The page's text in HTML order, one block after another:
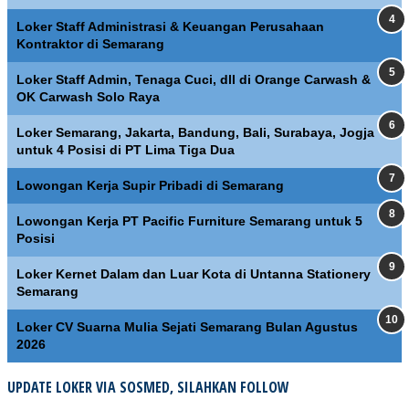
Loker Staff Administrasi & Keuangan Perusahaan
Kontraktor di Semarang
Loker Staff Admin, Tenaga Cuci, dll di Orange Carwash &
OK Carwash Solo Raya
Loker Semarang, Jakarta, Bandung, Bali, Surabaya, Jogja
untuk 4 Posisi di PT Lima Tiga Dua
Lowongan Kerja Supir Pribadi di Semarang
Lowongan Kerja PT Pacific Furniture Semarang untuk 5
Posisi
Loker Kernet Dalam dan Luar Kota di Untanna Stationery
Semarang
Loker CV Suarna Mulia Sejati Semarang Bulan Agustus
2026
UPDATE LOKER VIA SOSMED, SILAHKAN FOLLOW